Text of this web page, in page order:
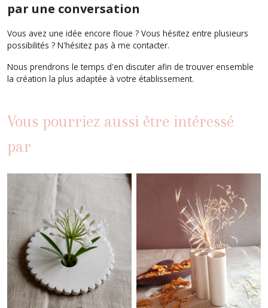
par une conversation
Vous avez une idée encore floue ? Vous hésitez entre plusieurs
possibilités ? N'hésitez pas à me contacter.
Nous prendrons le temps d'en discuter afin de trouver ensemble
la création la plus adaptée à votre établissement.
Vous pourriez aussi être intéressé
par